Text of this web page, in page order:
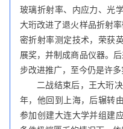
玻璃折射率、内应力、光
大珩改进了退火样品折射
密折射率测定技术，荣获
展奖，并制成商品仪器。
步改进推广，至今仍是许多
二战结束后，王大珩
年，他回到上海，后辗转
参加创建大连大学并组建